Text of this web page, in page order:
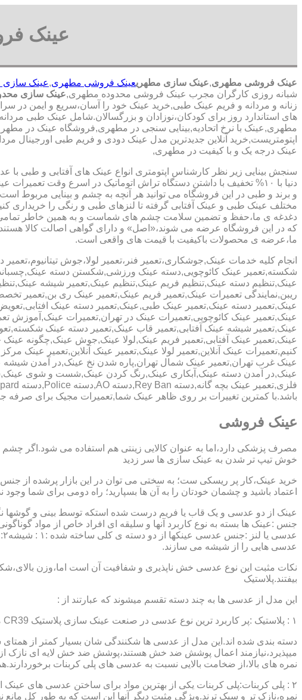
عینک
عینک فروشی مطهری,عینک سازی مطهریعینک فروشی مطهری,عینک
شبانه روزی کارگران مجرب عینک فروشی محدوده مطهری,عینک سازی
زنانه و مردانه و فریم عینک طبی,خرید عینک خود را آسان،سریع و ایمن در
های استاندارد روز برای کودکان،نوزادان و بزرگسالان.شامل عینک طبی
مطهری,عینک با نرخ اتحادیه,بینایی سنجی در مطهری,فروشگاه عینک در
اپتومتریست,خرید آنلاین جدیدترین مدل عینک دودی و فریم طبی اورجینال
عینک درجه یک و با کیفیت در مطهری,
سنجش بینایی زیر نظر کارشناس اپتومتری انواع عینک های آفتابی و طبی با
دنیا با ۱۰% تخفیف با داشتن دستگاه تراش اتوماتیک در اسرع وقت تعمیرات
و برند و طبی در این فروشگاه می توانید هر آنچه به چشم و بینایی مربوط
مختلف عینک طبی و عینک آفتابی گرفته تا لنزهای طبی و رنگی را خریداری
دغدغه ی ما،حفظ و تضمین سلامت چشم های شماست و به همین خاطر
که در این فروشگاه عرضه می شوند،«اصل» و دارای گواهی اصالت کالا
ما،عرضه ی محصولات باکیفیت با قیمت های واقعی است.
انجام کلیه خدمات عینک,جوشکاری،تعمیر فنر،تعمیر لولا،جوش
شکسته,تعمیر عینک کائوچویی,دسته عینک ورزشی,شکستن دسته
عینک,تنظیم دسته عینک,تنظیم فریم عینک,تنظیم عینک,تعمیر شیشه
ریبن,نمایندگی تعمیرات عینک,تعمیر فریم عینک,تعمیر عینک ری بن,تعمیر
عینک,تعمیر دسته عینک,تعمیر عینک طبی,عینک,تعمیر دسته عینک
عینک,تعمیر عینک کائوچویی,تعمیرات عینک در تهران,تعمیرات عینک,آموزش
عینک,تعمیر شیشه عینک آفتابی,تعمیر قاب عینک,تعمیر دسته عینک
عینک,تعمیر عینک آفتابی,تعمیر فریم عینک,لولا عینک,جوش عینک,چگونه عینک
کنیم,تعمیرات عینک آنلاین,تعمیر لولا عینک,تعمیر عینک آنلاین,تعمیر عینک مرکز
عینک غرب تهران,تعمیر عینک شمال تهران,پاره شدن نخ عینک,در آمدن
عینک,در آمدن دسته عینک,آبکاری عینک,رنگ کردن عینک,شست و شوی
باشد.با کمترین تغییرات بر روی ظاهر عینک شما,تعمیرات مجیک برای
عینک فروشی
مصرف پزشکی دارد،اما به عنوان کالایی زینتی هم استفاده می شود.اگر
خوش تیپ تر شدن به عینک سازی ها سر زدید
خرید عینک،کار پر ریسکی ست؛ به سختی می توان در این بازار پرشده از
اعتماد باشید و چشمان خودتان را به آن ها بسپارید؛ راه دومی برای شما
عینک از دو عدسی و یک قاب یا فریم درست شده استکه توسط بینی و گوشها
جنس :عینک ها بسته به نوع کاربرد آنها و سلیقه ای افراد خاص از مواد
عدسی هایی را از شیشه می سازند.
نکات مثبت این نوع عدسی خش ناپذیری و شفافیت آن است اما،وزن
بیفتند.پلاستیک
این مدل از عدسی ها به چند دسته تقسم میشوند که عبارتند از :
۱ : پلاستیک :پر کاربرد ترین نوع عدسی در صنعت عینک سازی پلاستیک CR39 میباشد که بسته به نوع پوشش آنها،به انواعی نظیر : پلاستیک ساده،پلاستیک آنتی رفلکس،پلاستیک ضد خش،پلاستیک آب گریز و …..
دسته بندی شده اند.این مدل از عدسی ها شکنندگی شان بسیار کمتر از
میپذیرد،نیازمند اعمال پوشش ضد خش هستند،پوشش ضد خش لایه ای نازک
نمره های بالا،از ضخامت بالایی نسبت به عدسی های پلی کربنات
۲ : پلی کربنات:پلی کربنات یکی از بهترین مواد برای ساختن عدسی های
نمره،نازک تر و سبک ترند.ویژگی مثبت دیگر آنها این است که به طور کل مانع